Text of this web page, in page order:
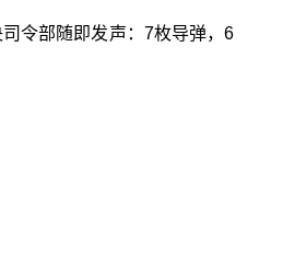
令部随即发声：7枚导弹，6